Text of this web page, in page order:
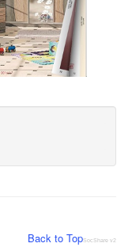
SocShare v2
Back to Top